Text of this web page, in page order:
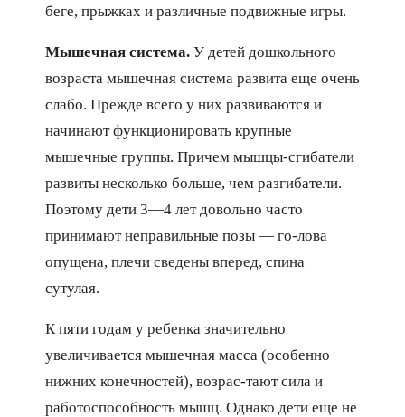
беге, прыжках и различные подвижные игры.
Мышечная система. У детей дошкольного
возраста мышечная система развита еще очень
слабо. Прежде всего у них развиваются и
начинают функционировать крупные
мышечные группы. Причем мышцы-сгибатели
развиты несколько больше, чем разгибатели.
Поэтому дети 3—4 лет довольно часто
принимают неправильные позы — го-лова
опущена, плечи сведены вперед, спина
сутулая.
К пяти годам у ребенка значительно
увеличивается мышечная масса (особенно
нижних конечностей), возрас-тают сила и
работоспособность мышц. Однако дети еще не